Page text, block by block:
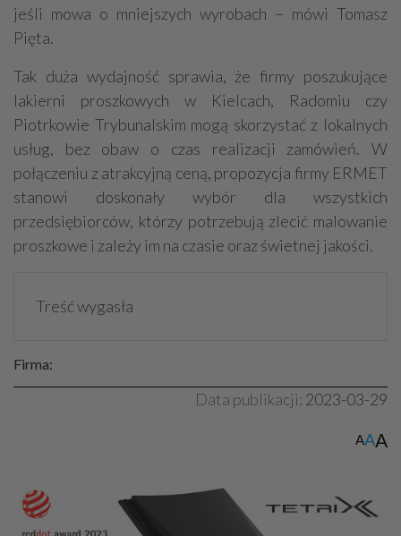
jeśli mowa o mniejszych wyrobach – mówi Tomasz
Pięta.
Tak duża wydajność sprawia, że firmy poszukujące
lakierni proszkowych w Kielcach, Radomiu czy
Piotrkowie Trybunalskim mogą skorzystać z lokalnych
usług, bez obaw o czas realizacji zamówień. W
połączeniu z atrakcyjną ceną, propozycja firmy ERMET
stanowi doskonały wybór dla wszystkich
przedsiębiorców, którzy potrzebują zlecić malowanie
proszkowe i zależy im na czasie oraz świetnej jakości.
Treść wygasła
Firma:
Data publikacji: 2023-03-29
AAA